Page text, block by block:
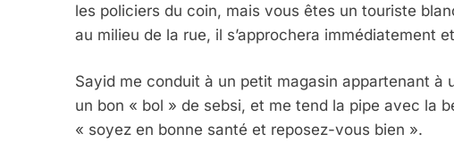
les policiers du coin, mais vous êtes un touriste
au milieu de la rue, il s’approchera immédiatement
Sayid me conduit à un petit magasin appartenant à
un bon « bol » de sebsi, et me tend la pipe avec la
« soyez en bonne santé et reposez-vous bien ».